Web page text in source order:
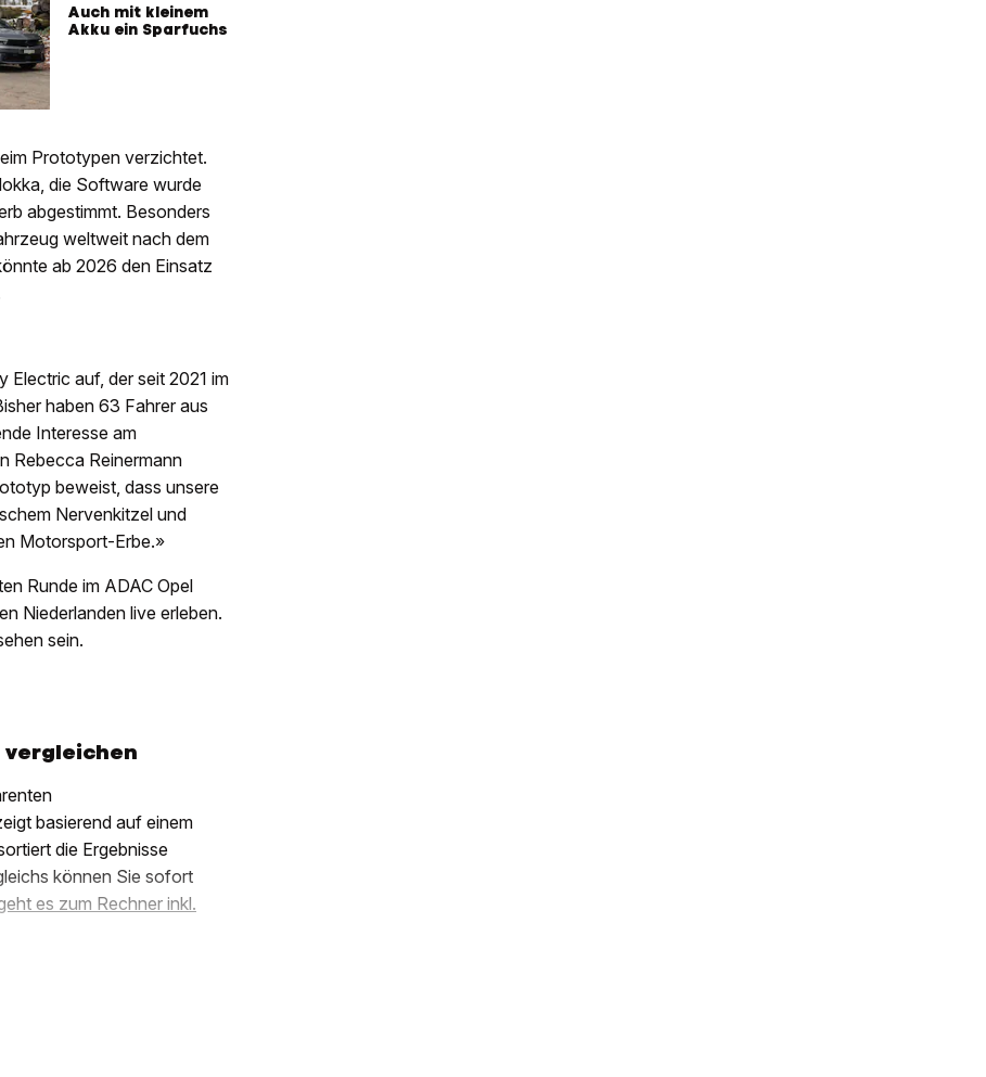
Auch mit kleinem
Akku ein Sparfuchs
Prototypen verzichtet.
die Software wurde
abgestimmt. Besonders
weltweit nach dem
ab 2026 den Einsatz
Electric auf, der seit 2021 im
haben 63 Fahrer aus
Interesse am
Rebecca Reinermann
beweist, dass unsere
Nervenkitzel und
Motorsport-Erbe.»
Runde im ADAC Opel
Niederlanden live erleben.
sein.
vergleichen
basierend auf einem
die Ergebnisse
können Sie sofort
es zum Rechner inkl.